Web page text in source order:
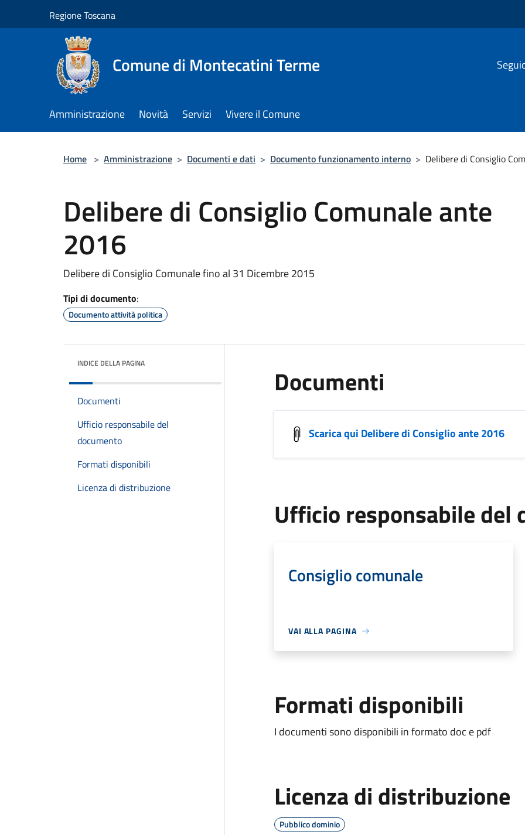
Regione Toscana
Comune di Montecatini Terme
Amministrazione Novità Servizi Vivere il Comune
Home > Amministrazione > Documenti e dati > Documento funzionamento interno > Delibere di Consiglio
Delibere di Consiglio Comunale ante
2016
Delibere di Consiglio Comunale fino al 31 Dicembre 2015
Tipi di documento:
Documento attività politica
INDICE DELLA PAGINA
Documenti
Ufficio responsabile del
documento
Formati disponibili
Licenza di distribuzione
Documenti
Scarica qui Delibere di Consiglio ante 2016
Ufficio responsabile del
Consiglio comunale
VAI ALLA PAGINA
Formati disponibili
I documenti sono disponibili in formato doc e pdf
Licenza di distribuzione
Pubblico dominio